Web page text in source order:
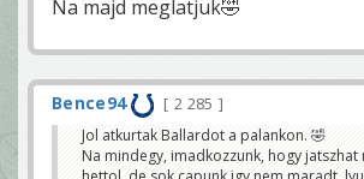
Na majd meglatjuk🤣
Bence94
2 285
Jol atkurtak Ballardot a palankon. 🤣
Na mindegy, imadkozzunk, hogy jatszhat